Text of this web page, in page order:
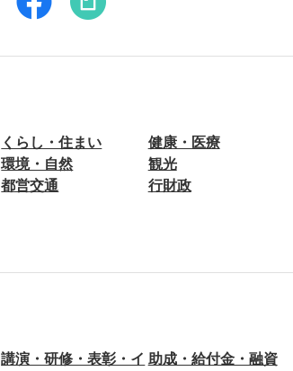
くらし・住まい 健康・医療
環境・自然 観光
都営交通 行財政
講演・研修・表彰・イ 助成・給付金・融資